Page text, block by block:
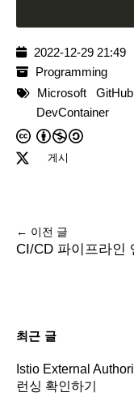
2022-12-29 21:49
Programming
Microsoft
GitHub
DevContainer
게시
← 이전 글
CI/CD 파이프라인
최근 글
Istio External
런싱 확인하기